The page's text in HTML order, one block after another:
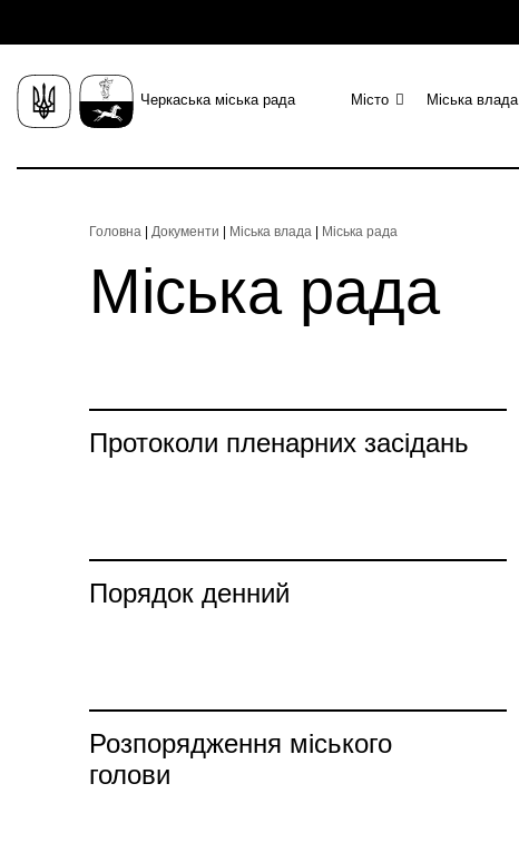
Черкаська міська рада Місто Міська влада
Головна Документи Міська влада Міська рада
Міська рада
Протоколи пленарних засідань
Порядок денний
Розпорядження міського
голови